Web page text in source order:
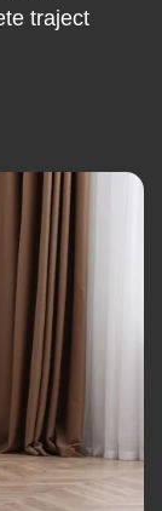
traject